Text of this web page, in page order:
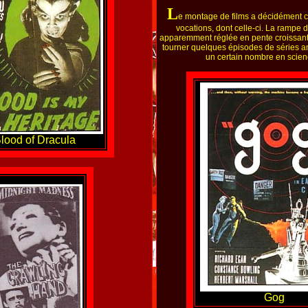
of Dracula
Le montage de films a décidément
vocations, dont celle-ci. La rampe
apparemment réglée en pente
tourner quelques épisodes de séries
un certain nombre en
Gog